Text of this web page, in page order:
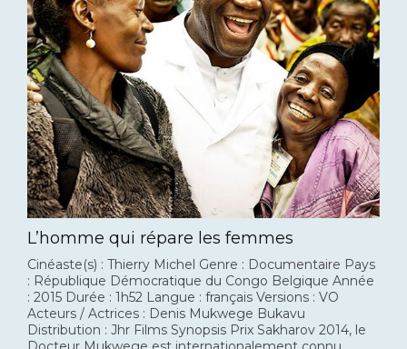
L’homme qui répare les femmes
Cinéaste(s) : Thierry Michel Genre : Documentaire Pays
: République Démocratique du Congo Belgique Année
: 2015 Durée : 1h52 Langue : français Versions : VO
Acteurs / Actrices : Denis Mukwege Bukavu
Distribution : Jhr Films Synopsis Prix Sakharov 2014, le